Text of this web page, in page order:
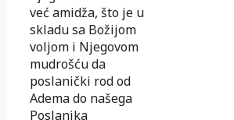
već amidža, što je u
skladu sa Božijom
voljom i Nje­go­vom
mudrošću da
poslanički rod od
Adema do našega
Poslanika